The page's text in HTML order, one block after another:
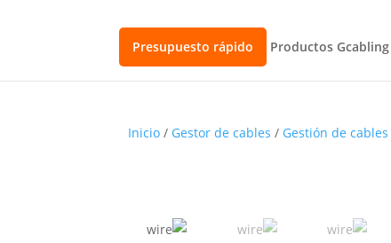
Productos Gcabling
Presupuesto rápido
Inicio / Gestor de cables / Gestión de cables